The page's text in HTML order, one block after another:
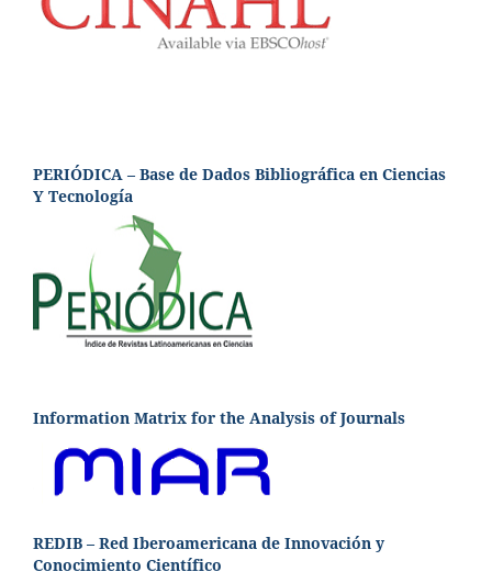
PERIÓDICA – Base de Dados Bibliográfica en Ciencias
Y Tecnología
Information Matrix for the Analysis of Journals
REDIB – Red Iberoamericana de Innovación y
Conocimiento Científico